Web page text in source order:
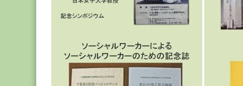
る
千
力